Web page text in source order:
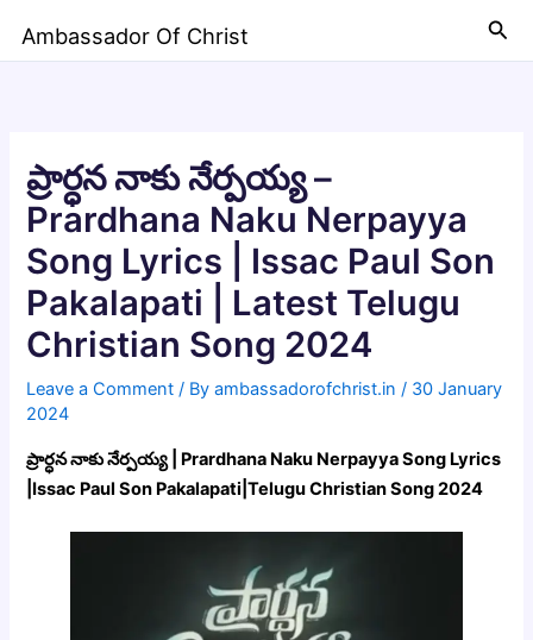
Ambassador Of Christ
ప్రార్ధన నాకు నేర్పయ్య –
Prardhana Naku Nerpayya
Song Lyrics | Issac Paul Son
Pakalapati | Latest Telugu
Christian Song 2024
Leave a Comment / Byambassadorofchrist.in/ 30 January
2024
ప్రార్ధన నాకు నేర్పయ్య | Prardhana Naku Nerpayya Song Lyrics
|Issac Paul Son Pakalapati|Telugu Christian Song 2024